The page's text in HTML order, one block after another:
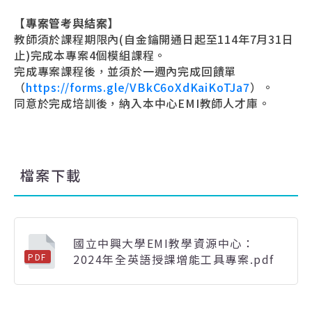
【專案管考與結案】
教師須於課程期限內(自金鑰開通日起至114年7月31日
止)完成本專案4個模組課程。
完成專案課程後，並須於一週內完成回饋單
（https://forms.gle/VBkC6oXdKaiKoTJa7）。
同意於完成培訓後，納入本中心EMI教師人才庫。
檔案下載
PDF
國立中興大學EMI教學資源中心：
2024年全英語授課增能工具專案.pdf